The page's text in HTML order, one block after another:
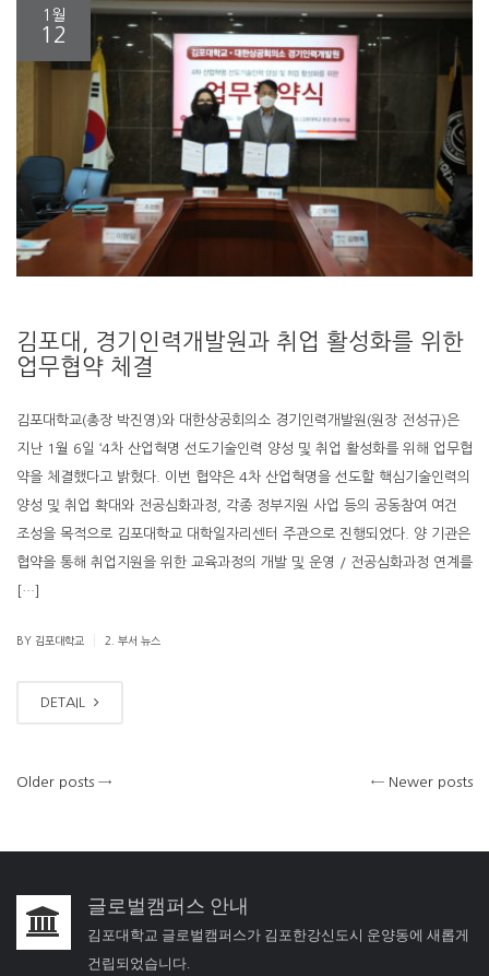
1월
12
김포대, 경기인력개발원과 취업 활성화를 위한
업무협약 체결
김포대학교(총장 박진영)와 대한상공회의소 경기인력개발원(원장 전성규)은
지난 1월 6일 ‘4차 산업혁명 선도기술인력 양성 및 취업 활성화를 위해 업무협
약을 체결했다고 밝혔다. 이번 협약은 4차 산업혁명을 선도할 핵심기술인력의
양성 및 취업 확대와 전공심화과정, 각종 정부지원 사업 등의 공동참여 여건
조성을 목적으로 김포대학교 대학일자리센터 주관으로 진행되었다. 양 기관은
협약을 통해 취업지원을 위한 교육과정의 개발 및 운영 / 전공심화과정 연계를
[…]
BY 김포대학교 2. 부서 뉴스
DETAIL
Older posts → ← Newer posts
글로벌캠퍼스 안내
김포대학교 글로벌캠퍼스가 김포한강신도시 운양동에 새롭게
건립되었습니다.